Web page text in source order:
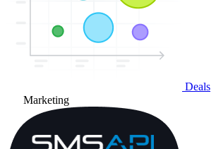
Deals
Marketing